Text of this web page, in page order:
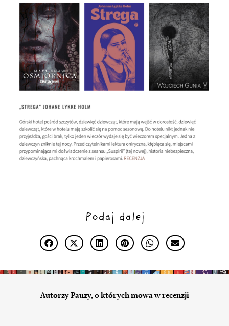
Podaj dalej
Autorzy Pauzy, o których mowa w recenzji